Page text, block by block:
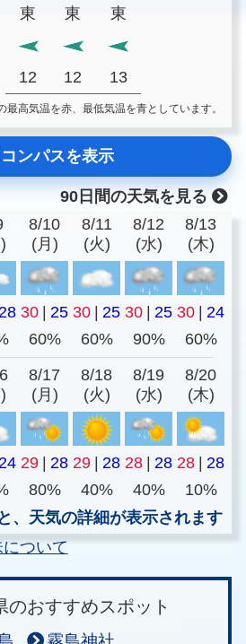
東
東 東
12 12 13
高気温を赤、最低気温を青としています。
コンパスを表示
90日間の天気を見る
8/10
(月)
8/11
(火)
8/12
(水)
8/13
(木)
30 25 30 25 30 25 30
24
60% 60% 90% 60%
8/17
(月)
8/18
(火)
8/19
(水)
8/20
(木)
29 28 29 28 28 28 28
28
80% 40% 40%
10%
、天気の詳細が表示されます
ついて
のおすすめスポット